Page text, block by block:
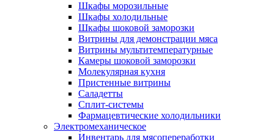
Шкафы морозильные
Шкафы холодильные
Шкафы шоковой заморозки
Витрины для демонстрации мяса
Витрины мультитемпературные
Камеры шоковой заморозки
Молекулярная кухня
Пристенные витрины
Саладетты
Сплит-системы
Фармацевтические холодильники
Электромеханическое
Инвентарь для мясопереработки